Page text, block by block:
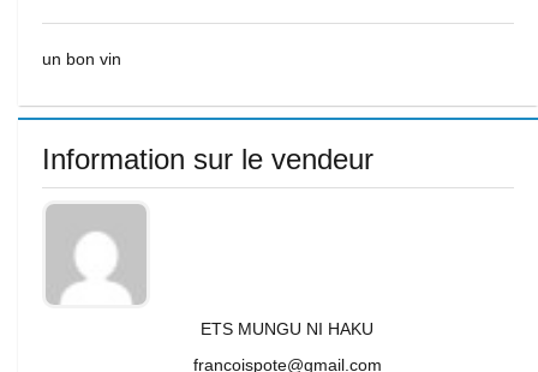
un bon vin
Information sur le vendeur
ETS MUNGU NI HAKU
francoispote@gmail.com